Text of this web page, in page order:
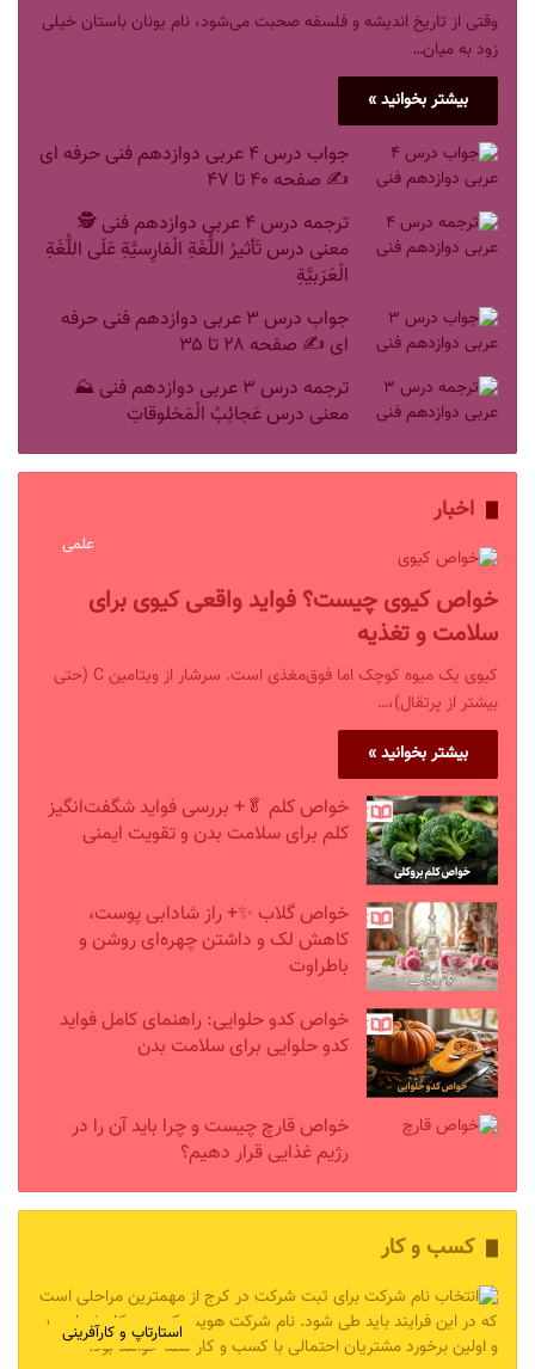
وقتی از تاریخ اندیشه و فلسفه صحبت می‌شود، نام یونان باستان خیلی
زود به میان…
بیشتر بخوانید »
جواب درس ۴ عربی دوازدهم فنی حرفه ای
✍️ صفحه ۴۰ تا ۴۷
ترجمه درس ۴ عربی دوازدهم فنی 🕵️
معنی درس تَأثيرُ اللُّغَةِ الْفارِسيَّةِ عَلَی اللُّغَةِ
الْعَرَبيَّةِ
جواب درس ۳ عربی دوازدهم فنی حرفه
ای ✍️ صفحه ۲۸ تا ۳۵
ترجمه درس ۳ عربی دوازدهم فنی ⛰️
معنی درس عَجائِبُ الْمَخلوقاتِ
اخبار
علمی
خواص کیوی چیست؟ فواید واقعی کیوی برای
سلامت و تغذیه
کیوی یک میوه کوچک اما فوق‌مغذی است. سرشار از ویتامین C (حتی
بیشتر از پرتقال)،…
بیشتر بخوانید »
خواص کلم 🥬+ بررسی فواید شگفت‌انگیز
کلم برای سلامت بدن و تقویت ایمنی
خواص گلاب ✨+ راز شادابی پوست،
کاهش لک و داشتن چهره‌ای روشن و
باطراوت
خواص کدو حلوایی: راهنمای کامل فواید
کدو حلوایی برای سلامت بدن
خواص قارچ چیست و چرا باید آن را در
رژیم غذایی قرار دهیم؟
کسب و کار
استارتاپ و کارآفرینی